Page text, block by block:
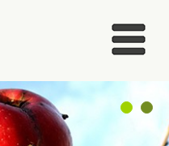
1 2